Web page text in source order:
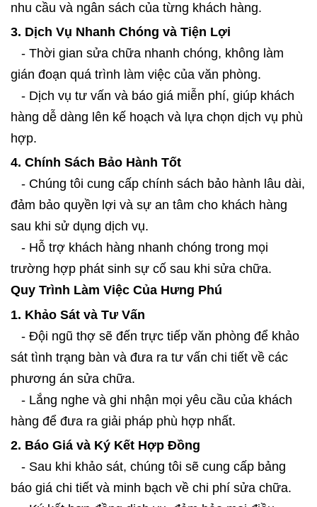
nhu cầu và ngân sách của từng khách hàng.
3. Dịch Vụ Nhanh Chóng và Tiện Lợi
- Thời gian sửa chữa nhanh chóng, không làm
gián đoạn quá trình làm việc của văn phòng.
- Dịch vụ tư vấn và báo giá miễn phí, giúp khách
hàng dễ dàng lên kế hoạch và lựa chọn dịch vụ phù
hợp.
4. Chính Sách Bảo Hành Tốt
- Chúng tôi cung cấp chính sách bảo hành lâu dài,
đảm bảo quyền lợi và sự an tâm cho khách hàng
sau khi sử dụng dịch vụ.
- Hỗ trợ khách hàng nhanh chóng trong mọi
trường hợp phát sinh sự cố sau khi sửa chữa.
Quy Trình Làm Việc Của Hưng Phú
1. Khảo Sát và Tư Vấn
- Đội ngũ thợ sẽ đến trực tiếp văn phòng để khảo
sát tình trạng bàn và đưa ra tư vấn chi tiết về các
phương án sửa chữa.
- Lắng nghe và ghi nhận mọi yêu cầu của khách
hàng để đưa ra giải pháp phù hợp nhất.
2. Báo Giá và Ký Kết Hợp Đồng
- Sau khi khảo sát, chúng tôi sẽ cung cấp bảng
báo giá chi tiết và minh bạch về chi phí sửa chữa.